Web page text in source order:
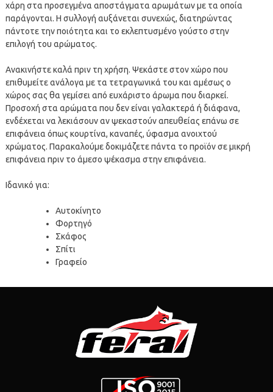
χάρη στα προσεγμένα αποστάγματα αρωμάτων με τα οποία
παράγονται. H συλλογή αυξάνεται συνεχώς, διατηρώντας
πάντοτε την ποιότητα και το εκλεπτυσμένο γούστο στην
επιλογή του αρώματος.
Ανακινήστε καλά πριν τη χρήση. Ψεκάστε στον χώρο που
επιθυμείτε ανάλογα με τα τετραγωνικά του και αμέσως ο
χώρος σας θα γεμίσει από ευχάριστο άρωμα που διαρκεί.
Προσοχή στα αρώματα που δεν είναι γαλακτερά ή διάφανα,
ενδέχεται να λεκιάσουν αν ψεκαστούν απευθείας επάνω σε
επιφάνεια όπως κουρτίνα, καναπές, ύφασμα ανοιχτού
χρώματος. Παρακαλούμε δοκιμάζετε πάντα το προϊόν σε μικρή
επιφάνεια πριν το άμεσο ψέκασμα στην επιφάνεια.
Ιδανικό για:
Αυτοκίνητο
Φορτηγό
Σκάφος
Σπίτι
Γραφείο